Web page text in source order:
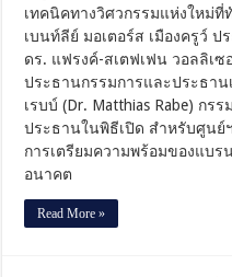
การ
ผลิต
ยนต
รกร
รม
พลัง
ไฟฟ้า
เทคนิคทางวิศวกรรมแห่งใหม่
เบนท์ลีย์ มอเตอร์ส เมืองครูว์ ป
ดร. แฟรงค์-สเตฟเฟน วอลลิเซ
ประธานกรรมการและประธา
เรบบ์ (Dr. Matthias Rabe) ก
ประธานในพิธีเปิด สำหรับศูน
การเตรียมความพร้อมของแบ
อนาคต
Read More »